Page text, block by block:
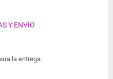
Y ENVÍO
la entrega: